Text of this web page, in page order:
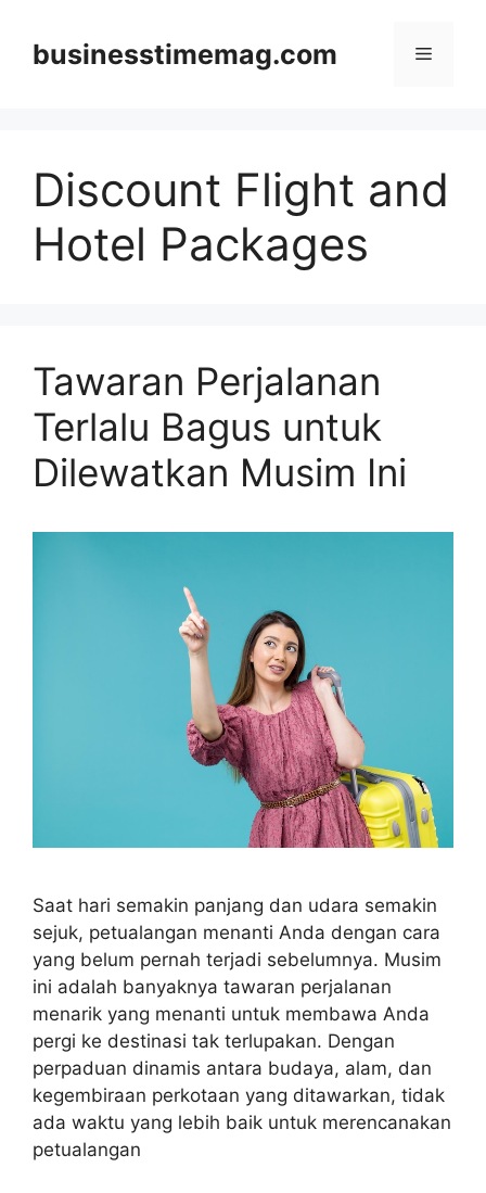
contentbusinesstimemag.com Menu
Discount Flight and
Hotel Packages
Tawaran Perjalanan
Terlalu Bagus untuk
Dilewatkan Musim Ini
Saat hari semakin panjang dan udara semakin
sejuk, petualangan menanti Anda dengan cara
yang belum pernah terjadi sebelumnya. Musim
ini adalah banyaknya tawaran perjalanan
menarik yang menanti untuk membawa Anda
pergi ke destinasi tak terlupakan. Dengan
perpaduan dinamis antara budaya, alam, dan
kegembiraan perkotaan yang ditawarkan, tidak
ada waktu yang lebih baik untuk merencanakan
petualangan